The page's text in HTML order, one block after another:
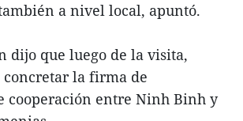
a nivel local, apuntó.
dijo que luego de la visita,
concretar la firma de
cooperación entre Ninh Binh y